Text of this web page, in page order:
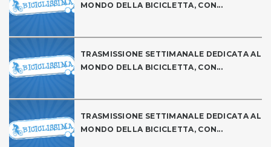
MONDO DELLA BICICLETTA, CON...
TRASMISSIONE SETTIMANALE DEDICATA AL
MONDO DELLA BICICLETTA, CON...
TRASMISSIONE SETTIMANALE DEDICATA AL
MONDO DELLA BICICLETTA, CON...